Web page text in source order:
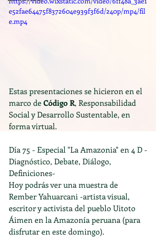
e52fae64475f8372604e939f3f6d/240p/mp4/fil
e.mp4
Estas presentaciones se hicieron en el
marco de Código R, Responsabilidad
Social y Desarrollo Sustentable, en
forma virtual.
Día 75 - Especial "La Amazonia" en 4 D -
Diagnóstico, Debate, Diálogo,
Definiciones-
Hoy podrás ver una muestra de
Rember Yahuarcani -artista visual,
escritor y activista del pueblo Uitoto
Áimen en la Amazonía peruana (para
disfrutar en este domingo).